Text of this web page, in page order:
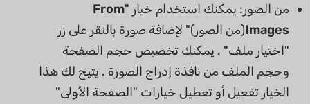
من الصور: يمكنك استخدام خيار "From
Images(من الصور)" لإضافة صورة بالنقر على زر
"اختيار ملف" . يمكنك تخصيص حجم الصفحة
وحجم الملف من نافذة إدراج الصورة . يتيح لك هذا
الخيار تفعيل أو تعطيل خيارات "الصفحة الأولى"